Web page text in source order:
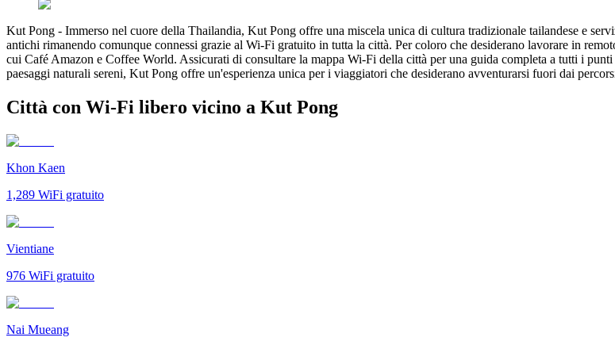
Kut Pong - Immerso nel cuore della Thailandia, Kut Pong offre una miscela unica di cultura tradizionale tailandese e
antichi rimanendo comunque connessi grazie al Wi-Fi gratuito in tutta la città. Per coloro che desiderano lavorare in
cui Café Amazon e Coffee World. Assicurati di consultare la mappa Wi-Fi della città per una guida completa a tutti i
paesaggi naturali sereni, Kut Pong offre un'esperienza unica per i viaggiatori che desiderano avventurarsi fuori dai
Città con Wi-Fi libero vicino a Kut Pong
Khon Kaen
1,289 WiFi gratuito
Vientiane
976 WiFi gratuito
Nai Mueang